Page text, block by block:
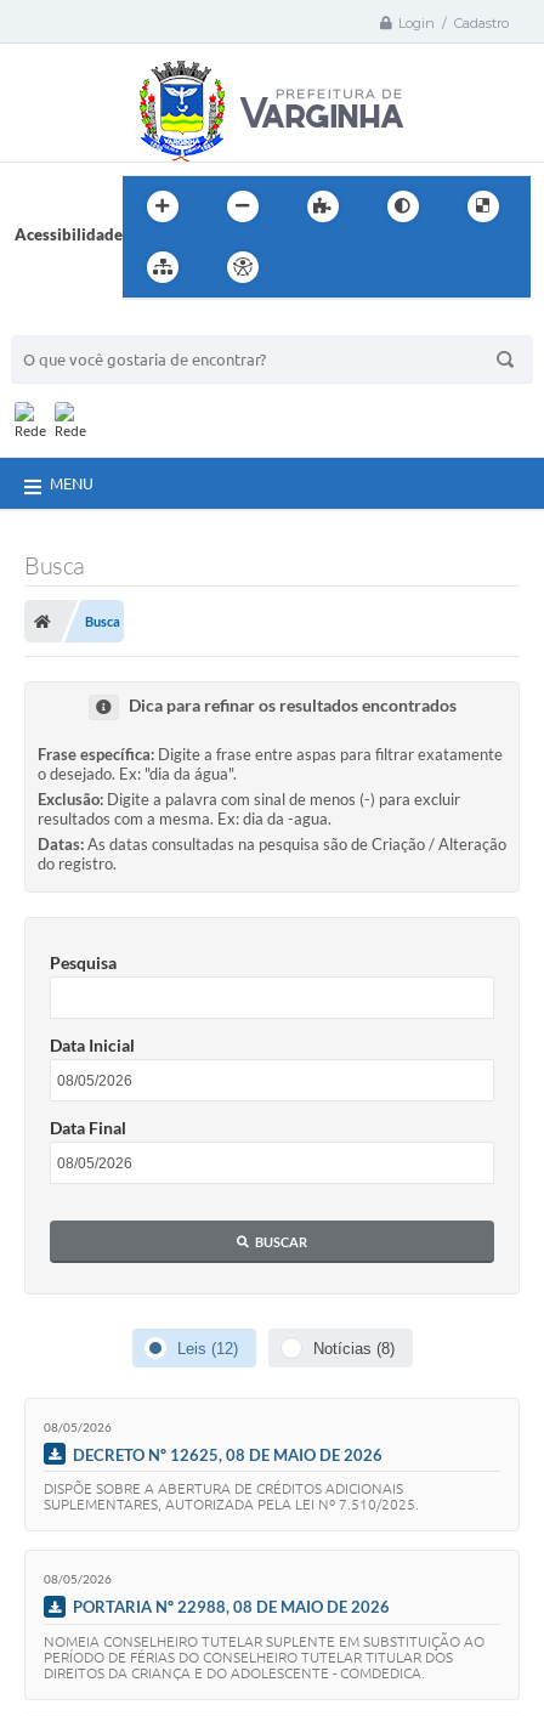
Login / Cadastro
Acessibilidade
MENU
Busca
Busca
Dica para refinar os resultados encontrados
Frase específica: Digite a frase entre aspas para filtrar exatamente
o desejado. Ex: "dia da água".
Exclusão: Digite a palavra com sinal de menos (-) para excluir
resultados com a mesma. Ex: dia da -agua.
Datas:As datas consultadas na pesquisa são de Criação / Alteração
do registro.
Pesquisa
Data Inicial
Data Final
BUSCAR
Leis (12) Notícias (8)
08/05/2026
DECRETO Nº 12625, 08 DE MAIO DE 2026
DISPÕE SOBRE A ABERTURA DE CRÉDITOS ADICIONAIS
SUPLEMENTARES, AUTORIZADA PELA LEI Nº 7.510/2025.
08/05/2026
PORTARIA Nº 22988, 08 DE MAIO DE 2026
NOMEIA CONSELHEIRO TUTELAR SUPLENTE EM SUBSTITUIÇÃO AO
PERÍODO DE FÉRIAS DO CONSELHEIRO TUTELAR TITULAR DOS
DIREITOS DA CRIANÇA E DO ADOLESCENTE - COMDEDICA.